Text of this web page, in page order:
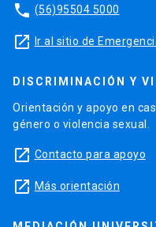
phone (56)95504 5000
launch Ir al sitio de
DISCRIMINACIÓN Y
Orientación y apoyo en
género o violencia sexual.
launch Contacto para apoyo
launch Más orientación